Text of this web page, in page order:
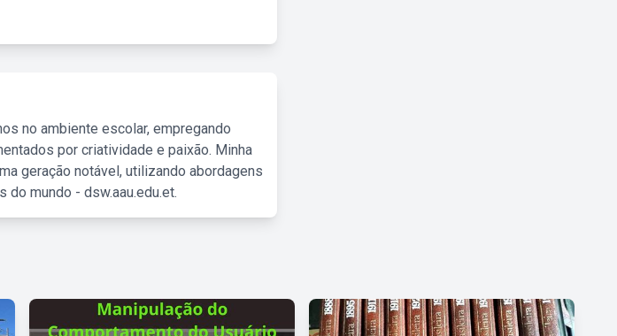
no ambiente escolar, empregando
por criatividade e paixão. Minha
geração notável, utilizando abordagens
mundo - dsw.aau.edu.et.